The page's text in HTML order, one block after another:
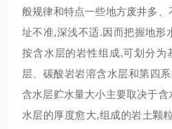
般规律和特点一些地方废井多
址不准,深浅不适.因而把握地形
按含水层的岩性组成,可划分为
层、碳酸岩岩溶含水层和第四
含水层贮水量大小主要取决于
水层的厚度愈大,组成的岩土颗